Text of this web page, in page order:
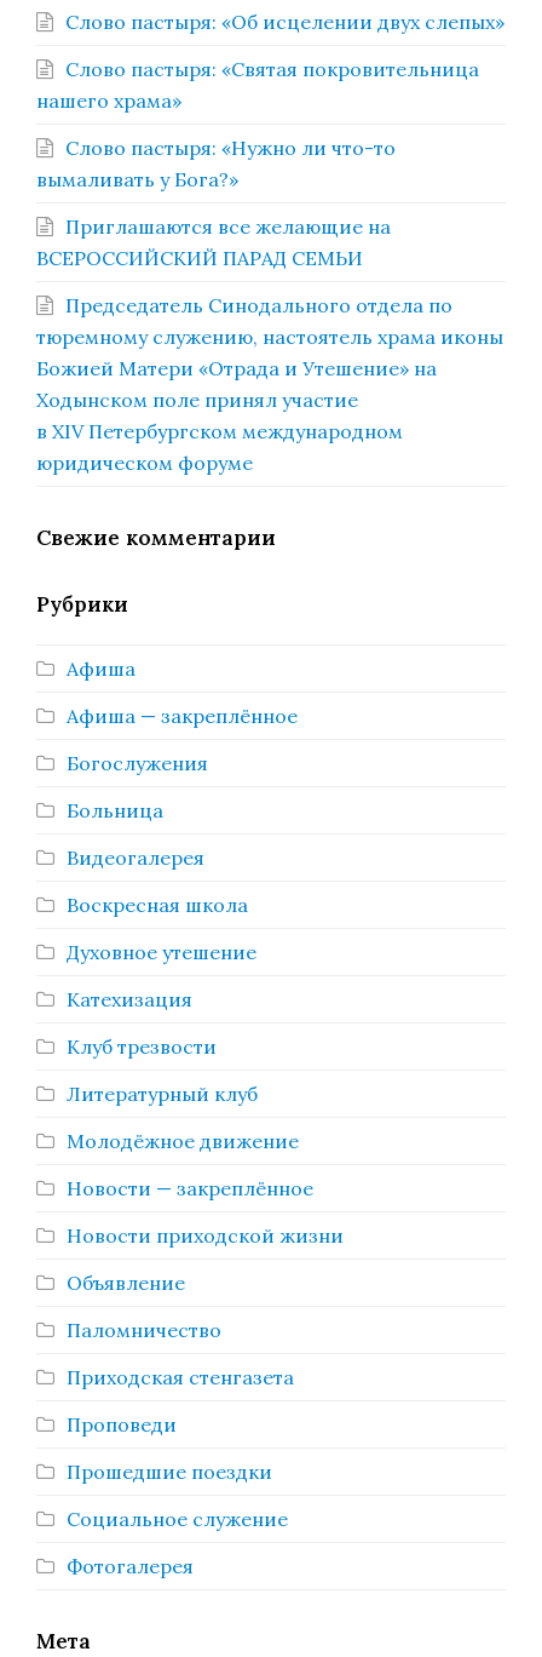
Слово пастыря: «Об исцелении двух слепых»
Слово пастыря: «Святая покровительница
нашего храма»
Слово пастыря: «Нужно ли что-то
вымаливать у Бога?»
Приглашаются все желающие на
ВСЕРОССИЙСКИЙ ПАРАД СЕМЬИ
Председатель Синодального отдела по
тюремному служению, настоятель храма иконы
Божией Матери «Отрада и Утешение» на
Ходынском поле принял участие
в XIV Петербургском международном
юридическом форуме
Свежие комментарии
Рубрики
Афиша
Афиша — закреплённое
Богослужения
Больница
Видеогалерея
Воскресная школа
Духовное утешение
Катехизация
Клуб трезвости
Литературный клуб
Молодёжное движение
Новости — закреплённое
Новости приходской жизни
Объявление
Паломничество
Приходская стенгазета
Проповеди
Прошедшие поездки
Социальное служение
Фотогалерея
Мета